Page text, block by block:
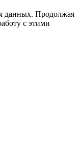
данных. Продолжая
с этими